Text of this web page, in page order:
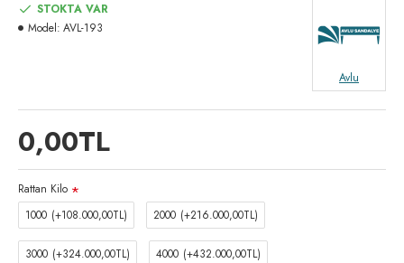
0,00TL
STOKTA VAR
Model: AVL-193
Avlu
Rattan Kilo
1000 (+108.000,00TL) 2000 (+216.000,00TL)
3000 (+324.000,00TL) 4000 (+432.000,00TL)